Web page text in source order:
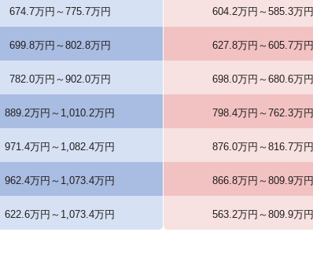
674.7万円～775.7万円 604.2万円～585.3万円
699.8万円～802.8万円 627.8万円～605.7万円
782.0万円～902.0万円 698.0万円～680.6万円
889.2万円～1,010.2万円 798.4万円～762.3万円
971.4万円～1,082.4万円 876.0万円～816.7万円
962.4万円～1,073.4万円 866.8万円～809.9万円
622.6万円～1,073.4万円 563.2万円～809.9万円